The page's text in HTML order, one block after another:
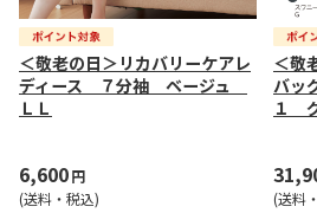
＜敬老の日＞リカバリーケアレ
ディース ７分袖 ベージュ
ＬＬ
6,600円
(送料・税込)
＜敬
バッ
１
(送料